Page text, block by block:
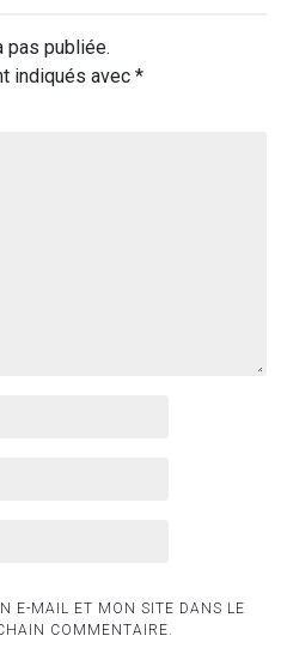
pas publiée.
indiqués avec *
E-MAIL ET MON SITE DANS LE
COMMENTAIRE.